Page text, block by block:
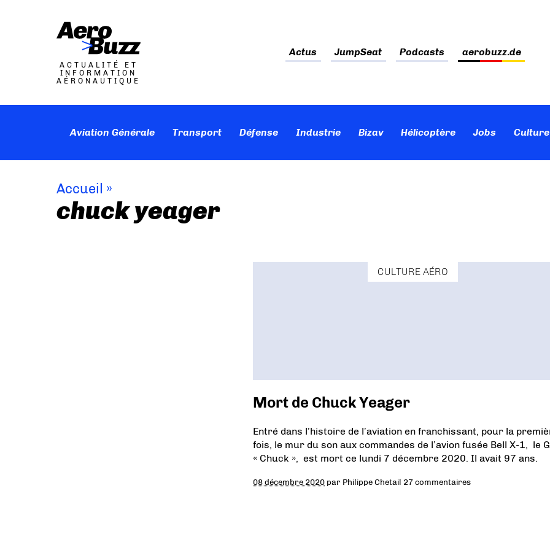
ACTUALITÉ ET
INFORMATION
AÉRONAUTIQUE
Actus JumpSeat Podcasts aerobuzz.de
Aviation Générale Transport Défense Industrie Bizav Hélicoptère Jobs
Accueil »
chuck yeager
CULTURE AÉRO
Mort de Chuck Yeager
Entré dans l’histoire de l’aviation en franchissant, pour la
fois, le mur du son aux commandes de l’avion fusée Bell X-1, le
« Chuck », est mort ce lundi 7 décembre 2020. Il avait 97 ans.
08 décembre 2020 par Philippe Chetail 27 commentaires